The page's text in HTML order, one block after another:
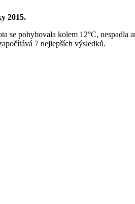
2015.
se pohybovala kolem 12°C, nespadla
7 nejlepších výsledků.